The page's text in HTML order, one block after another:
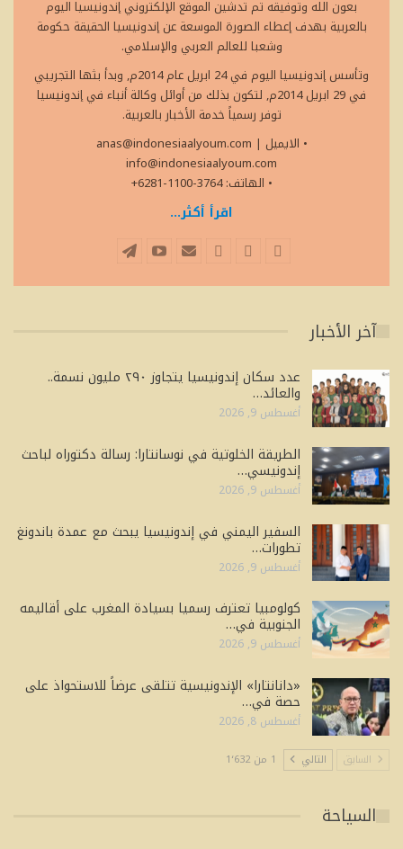
بعون الله وتوفيقه تم تدشين الموقع الإلكتروني إندونيسيا اليوم
بالعربية بهدف إعطاء الصورة الموسعة عن إندونيسيا الحقيقة حكومة
وشعبا للعالم العربي والإسلامي.
وتأسس إندونيسيا اليوم في 24 ابريل عام 2014م, وبدأ بثها التجريبي
في 29 ابريل 2014م, لتكون بذلك من أوائل وكالة أنباء في إندونيسيا
توفر رسمياً خدمة الأخبار بالعربية.
• الايميل
anas@indonesiaalyoum.com |
info@indonesiaalyoum.com
• الهاتف: 3764-1100-6281+
اقرأ أكثر...
آخر الأخبار
عدد سكان إندونيسيا يتجاوز ٢٩٠ مليون نسمة..
والعائد…
أغسطس 9, 2026
الطريقة الخلوتية في نوسانتارا: رسالة دكتوراه لباحث
إندونيسي…
أغسطس 9, 2026
السفير اليمني في إندونيسيا يبحث مع عمدة باندونغ
تطورات…
أغسطس 9, 2026
كولومبيا تعترف رسميا بسيادة المغرب على أقاليمه
الجنوبية في…
أغسطس 9, 2026
«دانانتارا» الإندونيسية تتلقى عرضاً للاستحواذ على
حصة في…
أغسطس 8, 2026
السابق التالي 1 من 1٬632
السياحة